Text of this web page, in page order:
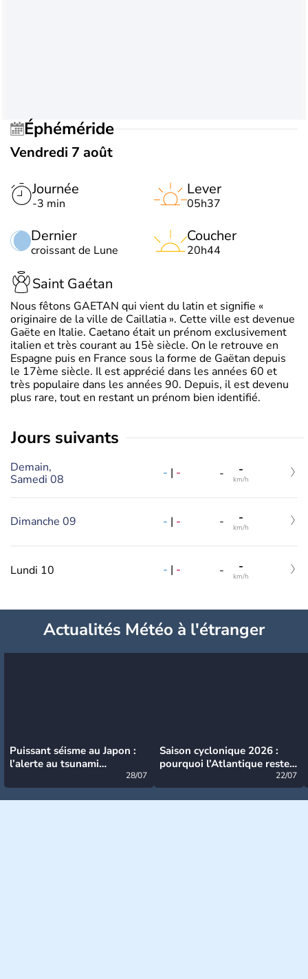
Éphéméride
Vendredi 7 août
Journée
-3 min
Dernier
croissant de Lune
Lever
05h37
Coucher
20h44
Saint Gaétan
Nous fêtons GAETAN qui vient du latin et signifie «
originaire de la ville de Caillatia ». Cette ville est devenue
Gaëte en Italie. Caetano était un prénom exclusivement
italien et très courant au 15è siècle. On le retrouve en
Espagne puis en France sous la forme de Gaëtan depuis
le 17ème siècle. Il est apprécié dans les années 60 et
très populaire dans les années 90. Depuis, il est devenu
plus rare, tout en restant un prénom bien identifié.
jours suivants
Demain,
Samedi 08
- | - - -
km/h
Dimanche 09 - | - - -
km/h
Lundi 10 - | - - -
km/h
Actualités Météo à l'étranger
Puissant séisme au Japon :
l’alerte au tsunami
28/07
Saison cyclonique 2026 :
pourquoi l’Atlantique reste
22/07